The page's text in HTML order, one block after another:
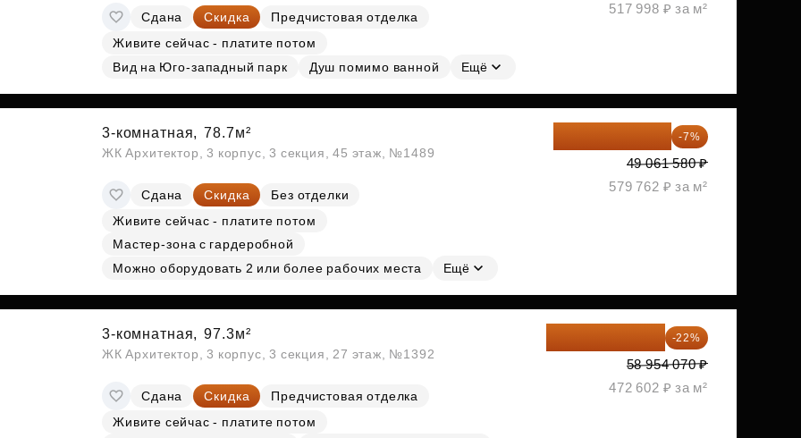
Сдана Скидка
Предчистовая отделка
Живите сейчас - платите потом
Вид на Юго-западный парк
Душ помимо ванной Ещё
517 998 ₽ за м²
3-комнатная, 78.7м²
ЖК Архитектор, 3 корпус, 3 секция, 45 этаж, №1489
Сдана Скидка
Без отделки
Живите сейчас - платите потом
Мастер-зона с гардеробной
Можно оборудовать 2 или более рабочих места
Ещё
45 627 269 ₽ -7%
49 061 580 ₽
579 762 ₽ за м²
3-комнатная, 97.3м²
ЖК Архитектор, 3 корпус, 3 секция, 27 этаж, №1392
Сдана Скидка
Предчистовая отделка
Живите сейчас - платите потом
-22%
58 954 070 ₽
472 602 ₽ за м²